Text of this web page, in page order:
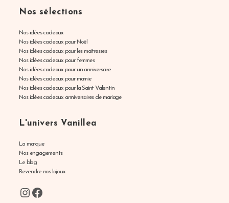
Nos sélections
Nos idées cadeaux
Nos idées cadeaux pour Noël
Nos idées cadeaux pour les maitresses
Nos idées cadeaux pour femmes
Nos idées cadeaux pour un anniversaire
Nos idées cadeaux pour mamie
Nos idées cadeaux pour la Saint Valentin
Nos idées cadeaux anniversaires de mariage
L'univers Vanillea
La marque
Nos engagements
Le blog
Revendre nos bijoux
InstagramFacebook